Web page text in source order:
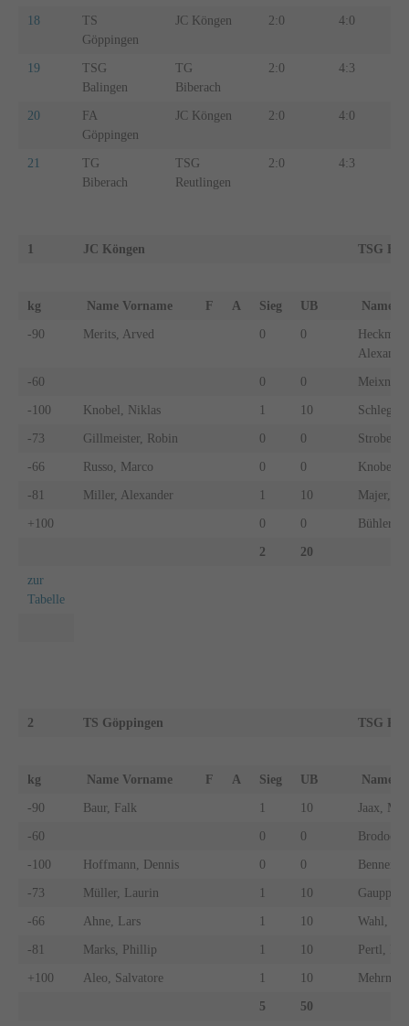
18
TS
Göppingen
JC Köngen 2:0 4:0
19
TSG
Balingen
TG
Biberach
2:0 4:3
20
FA
Göppingen
JC Köngen 2:0 4:0
21
TG
Biberach
TSG
Reutlingen
2:0 4:3
1 JC Köngen TSG
kg Name Vorname F A Sieg UB Name
-90 Merits, Arved 0 0
-60 0 0 Meixner,
-100 Knobel, Niklas 1 10 Schlegel,
-73 Gillmeister, Robin 0 0 Strobel,
-66 Russo, Marco 0 0 Knobel,
-81 Miller, Alexander 1 10 Majer,
+100 0 0 Bühler,
2 20
zur
Tabelle
2 TS Göppingen TSG
kg Name Vorname F A Sieg UB Name
-90 Baur, Falk 1 10 Jaax,
-60 0 0 Brodocz,
-100 Hoffmann, Dennis 0 0 Benner,
-73 Müller, Laurin 1 10 Gaupp,
-66 Ahne, Lars 1 10 Wahl,
-81 Marks, Phillip 1 10 Pertl,
+100 Aleo, Salvatore 1 10
5 50